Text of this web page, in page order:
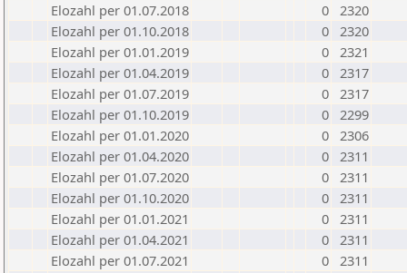
Elozahl per 01.07.2018
0 2320
Elozahl per 01.10.2018
0 2320
Elozahl per 01.01.2019
0 2321
Elozahl per 01.04.2019
0 2317
Elozahl per 01.07.2019
0 2317
Elozahl per 01.10.2019
0 2299
Elozahl per 01.01.2020
0 2306
Elozahl per 01.04.2020
0 2311
Elozahl per 01.07.2020
0 2311
Elozahl per 01.10.2020
0 2311
Elozahl per 01.01.2021
0 2311
Elozahl per 01.04.2021
0 2311
Elozahl per 01.07.2021
0 2311